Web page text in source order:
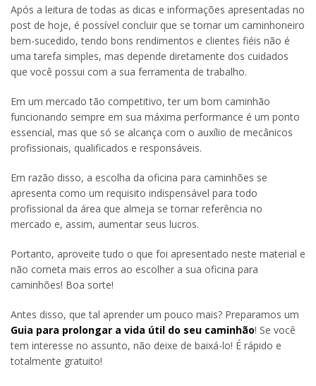
Após a leitura de todas as dicas e informações apresentadas no
post de hoje, é possível concluir que se tornar um caminhoneiro
bem-sucedido, tendo bons rendimentos e clientes fiéis não é
uma tarefa simples, mas depende diretamente dos cuidados
que você possui com a sua ferramenta de trabalho.
Em um mercado tão competitivo, ter um bom caminhão
funcionando sempre em sua máxima performance é um ponto
essencial, mas que só se alcança com o auxílio de mecânicos
profissionais, qualificados e responsáveis.
Em razão disso, a escolha da oficina para caminhões se
apresenta como um requisito indispensável para todo
profissional da área que almeja se tornar referência no
mercado e, assim, aumentar seus lucros.
Portanto, aproveite tudo o que foi apresentado neste material e
não cometa mais erros ao escolher a sua oficina para
caminhões! Boa sorte!
Antes disso, que tal aprender um pouco mais? Preparamos um
Guia para prolongar a vida útil do seu caminhão! Se você
tem interesse no assunto, não deixe de baixá-lo! É rápido e
totalmente gratuito!